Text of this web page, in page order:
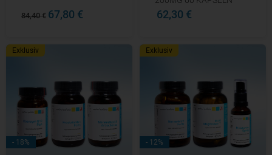
84,40 € 67,80 € 62,30 €
Exklusiv
- 18%
Exklusiv
- 12%